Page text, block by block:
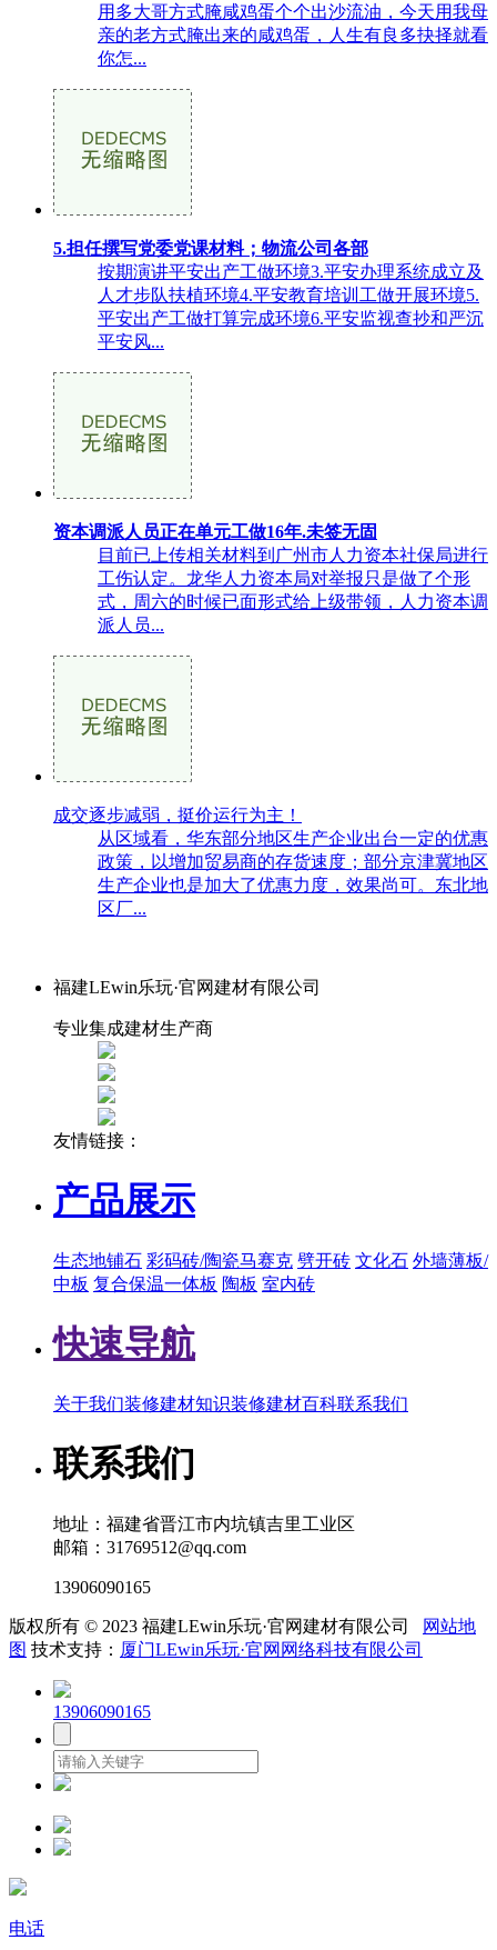
用多大哥方式腌咸鸡蛋个个出沙流油，今天用我母
亲的老方式腌出来的咸鸡蛋，人生有良多抉择就看
你怎...
5.担任撰写党委党课材料；物流公司各部
按期演讲平安出产工做环境3.平安办理系统成立及
人才步队扶植环境4.平安教育培训工做开展环境5.
平安出产工做打算完成环境6.平安监视查抄和严沉
平安风...
资本调派人员正在单元工做16年.未签无固
目前已上传相关材料到广州市人力资本社保局进行
工伤认定。龙华人力资本局对举报只是做了个形
式，周六的时候已面形式给上级带领，人力资本调
派人员...
成交逐步减弱，挺价运行为主！
从区域看，华东部分地区生产企业出台一定的优惠
政策，以增加贸易商的存货速度；部分京津冀地区
生产企业也是加大了优惠力度，效果尚可。东北地
区厂...
福建LEwin乐玩·官网建材有限公司
专业集成建材生产商
友情链接：
产品展示
生态地铺石 彩码砖/陶瓷马赛克 劈开砖 文化石 外墙薄板/
中板 复合保温一体板 陶板 室内砖
快速导航
关于我们装修建材知识装修建材百科联系我们
联系我们
地址：福建省晋江市内坑镇吉里工业区
邮箱：31769512@qq.com
13906090165
版权所有 © 2023 福建LEwin乐玩·官网建材有限公司
网站地
图 技术支持： 厦门LEwin乐玩·官网网络科技有限公司
13906090165
电话